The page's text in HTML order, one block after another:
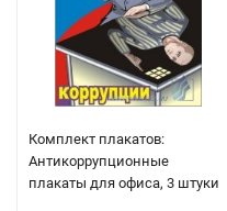
Комплект плакатов:
Антикоррупционные
плакаты для офиса, 3 штуки